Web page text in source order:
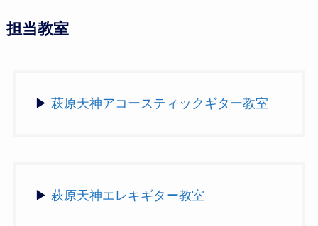
担当教室
▶ 萩原天神アコースティックギター教室
▶ 萩原天神エレキギター教室